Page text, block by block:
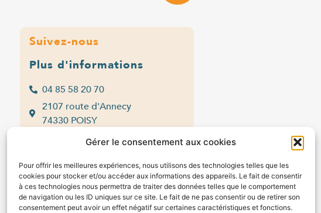
Gérer le consentement aux cookies
Pour offrir les meilleures expériences, nous utilisons des technologies telles que les
cookies pour stocker et/ou accéder aux informations des appareils. Le fait de consentir
à ces technologies nous permettra de traiter des données telles que le comportement
de navigation ou les ID uniques sur ce site. Le fait de ne pas consentir ou de retirer son
consentement peut avoir un effet négatif sur certaines caractéristiques et fonctions.
Suivez-nous
Plus d'informations
04 85 58 20 70
2107 route d'Annecy
74330 POISY
Lun > jeu : 9h-12h et 14h-16h30
Ven : 9h-12h et 14h-16h
Contact